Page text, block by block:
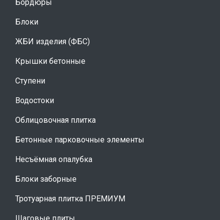
Бордюры
Блоки
ЖБИ изделия (ФБС)
Крышки бетонные
Ступени
Водостоки
Облицовочная плитка
Бетонные парковочные элементы
Несъёмная опалубка
Блоки заборные
Тротуарная плитка ПРЕМИУМ
Шаговые плиты